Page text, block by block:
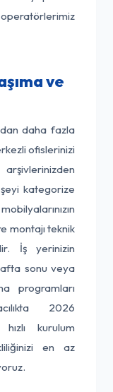
ve
daha fazla
ofislerinizi
kategorize
montajı teknik
İş yerinizin
sonu veya
programları
2026
kurulum
en az